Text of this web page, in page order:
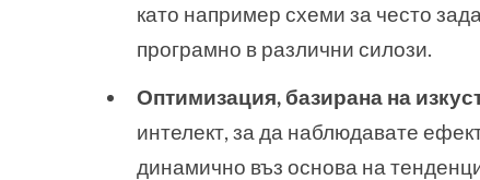
като например схеми за често
програмно в различни силози.
Оптимизация, базирана на
интелект, за да наблюдавате
динамично въз основа на